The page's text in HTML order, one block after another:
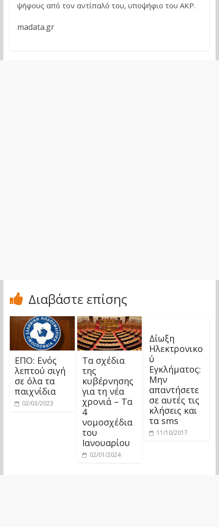
ψήφους από τον αντίπαλό του, υποψήφιο του AKP.
madata.gr
Διαβάστε επίσης
ΕΠΟ: Ενός
λεπτού σιγή
σε όλα τα
παιχνίδια
02/03/2023
Τα σχέδια
της
κυβέρνησης
για τη νέα
χρονιά – Tα
4
νομοσχέδια
του
Ιανουαρίου
02/01/2024
Δίωξη
Ηλεκτρονικο
ύ
Εγκλήματος:
Μην
απαντήσετε
σε αυτές τις
κλήσεις και
τα sms
11/10/2017